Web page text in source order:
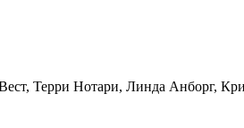
Терри Нотари, Линда Анборг,